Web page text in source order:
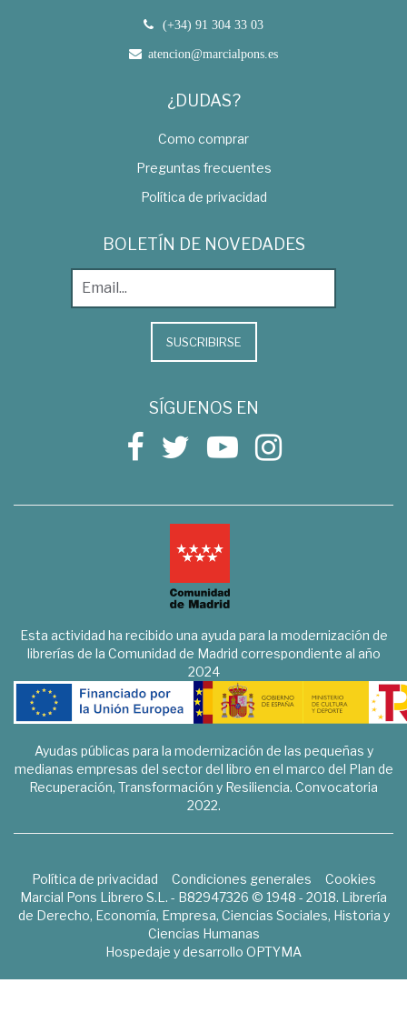
(+34) 91 304 33 03
atencion@marcialpons.es
¿DUDAS?
Como comprar
Preguntas frecuentes
Política de privacidad
BOLETÍN DE NOVEDADES
SUSCRIBIRSE
SÍGUENOS EN
Esta actividad ha recibido una ayuda para la modernización de
librerías de la Comunidad de Madrid correspondiente al año
2024
Ayudas públicas para la modernización de las pequeñas y
medianas empresas del sector del libro en el marco del Plan de
Recuperación, Transformación y Resiliencia. Convocatoria
2022.
Política de privacidad Condiciones generales
Cookies
Marcial Pons Librero S.L. - B82947326 © 1948 - 2018. Librería
de Derecho, Economía, Empresa, Ciencias Sociales, Historia y
Ciencias Humanas
Hospedaje y desarrollo OPTYMA